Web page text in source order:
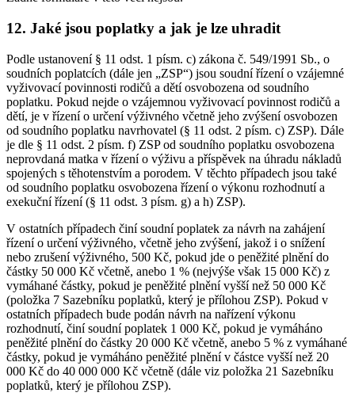
12. Jaké jsou poplatky a jak je lze uhradit
Podle ustanovení § 11 odst. 1 písm. c) zákona č. 549/1991 Sb., o
soudních poplatcích (dále jen „ZSP“) jsou soudní řízení o vzájemné
vyživovací povinnosti rodičů a dětí osvobozena od soudního
poplatku. Pokud nejde o vzájemnou vyživovací povinnost rodičů a
dětí, je v řízení o určení výživného včetně jeho zvýšení osvobozen
od soudního poplatku navrhovatel (§ 11 odst. 2 písm. c) ZSP). Dále
je dle § 11 odst. 2 písm. f) ZSP od soudního poplatku osvobozena
neprovdaná matka v řízení o výživu a příspěvek na úhradu nákladů
spojených s těhotenstvím a porodem. V těchto případech jsou také
od soudního poplatku osvobozena řízení o výkonu rozhodnutí a
exekuční řízení (§ 11 odst. 3 písm. g) a h) ZSP).
V ostatních případech činí soudní poplatek za návrh na zahájení
řízení o určení výživného, včetně jeho zvýšení, jakož i o snížení
nebo zrušení výživného, 500 Kč, pokud jde o peněžité plnění do
částky 50 000 Kč včetně, anebo 1 % (nejvýše však 15 000 Kč) z
vymáhané částky, pokud je peněžité plnění vyšší než 50 000 Kč
(položka 7 Sazebníku poplatků, který je přílohou ZSP). Pokud v
ostatních případech bude podán návrh na nařízení výkonu
rozhodnutí, činí soudní poplatek 1 000 Kč, pokud je vymáháno
peněžité plnění do částky 20 000 Kč včetně, anebo 5 % z vymáhané
částky, pokud je vymáháno peněžité plnění v částce vyšší než 20
000 Kč do 40 000 000 Kč včetně (dále viz položka 21 Sazebníku
poplatků, který je přílohou ZSP).